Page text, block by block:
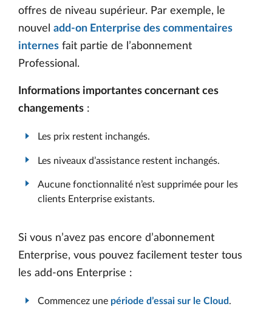
offres de niveau supérieur. Par exemple, le
nouvel add-on Enterprise des commentaires
internes fait partie de l’abonnement
Professional.
Informations importantes concernant ces
changements :
Les prix restent inchangés.
Les niveaux d’assistance restent inchangés.
Aucune fonctionnalité n’est supprimée pour les
clients Enterprise existants.
Si vous n’avez pas encore d’abonnement
Enterprise, vous pouvez facilement tester tous
les add-ons Enterprise :
Commencez une période d’essai sur le Cloud.